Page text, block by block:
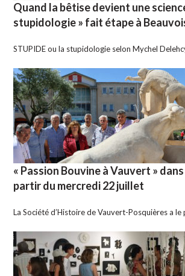
Quand la bêtise devient une
stupidologie » fait étape à
STUPIDE ou la stupidologie selon Mychel
« Passion Bouvine à Vauvert »
partir du mercredi 22 juillet
La Société d’Histoire de Vauvert-Posquières a